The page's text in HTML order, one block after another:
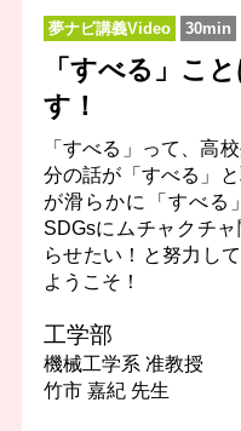
夢ナビ講義Video 30min
「すべる」こ
す！
「すべる」って、高
分の話が「すべる」
が滑らかに「すべる
SDGsにムチャクチ
らせたい！と努力し
ようこそ！
工学部
機械工学系 准教授
竹市 嘉紀 先生